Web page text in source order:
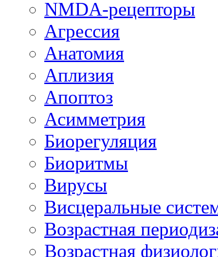
NMDA-рецепторы
Агрессия
Анатомия
Аплизия
Апоптоз
Асимметрия
Биорегуляция
Биоритмы
Вирусы
Висцеральные
Возрастная
Возрастная